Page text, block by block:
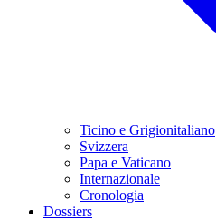
Ticino e Grigionitaliano
Svizzera
Papa e Vaticano
Internazionale
Cronologia
Dossiers